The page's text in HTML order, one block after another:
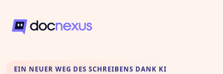
EIN NEUER WEG DES SCHREIBENS DANK KI